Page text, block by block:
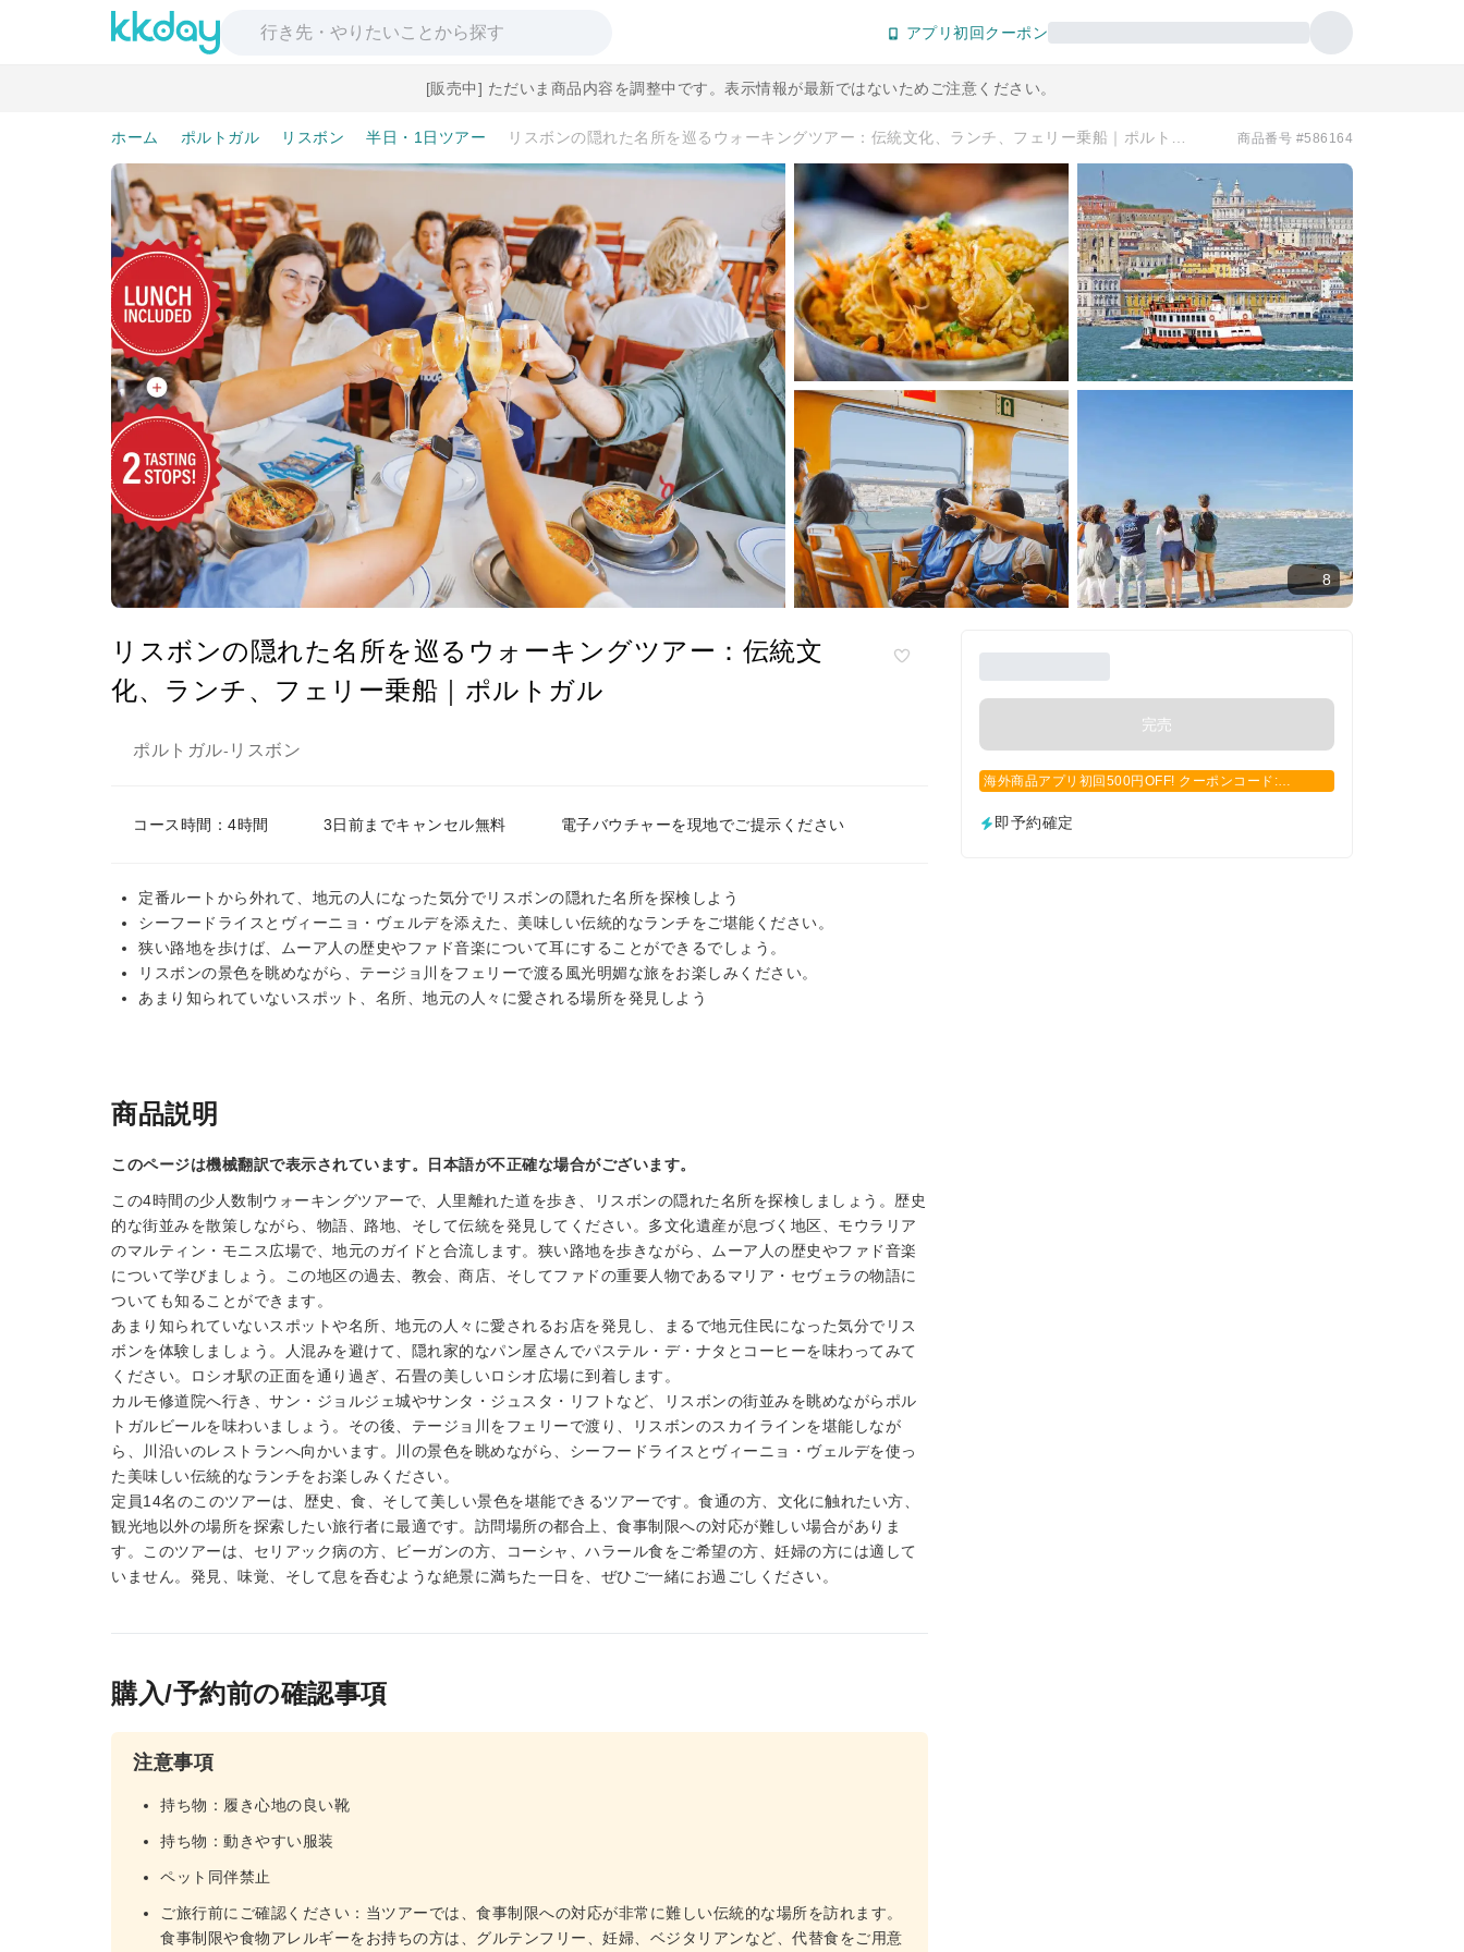
アプリ初回クーポン
[販売中] ただいま商品内容を調整中です。表示情報が最新ではないためご注意ください。
ホーム ポルトガル リスボン 半日・1日ツアー 商品番号 #586164
8
リスボンの隠れた名所を巡るウォーキングツアー：伝統文
化、ランチ、フェリー乗船｜ポルトガル
ポルトガル- リスボン
コース時間：4時間 3日前までキャンセル無料 電子バウチャーを現地でご提示ください
定番ルートから外れて、地元の人になった気分でリスボンの隠れた名所を探検しよう
シーフードライスとヴィーニョ・ヴェルデを添えた、美味しい伝統的なランチをご堪能ください。
狭い路地を歩けば、ムーア人の歴史やファド音楽について耳にすることができるでしょう。
リスボンの景色を眺めながら、テージョ川をフェリーで渡る風光明媚な旅をお楽しみください。
あまり知られていないスポット、名所、地元の人々に愛される場所を発見しよう
完売
海外商品アプリ初回500円OFF! クーポンコード:
即予約確定
商品説明
このページは機械翻訳で表示されています。日本語が不正確な場合がございます。
この4時間の少人数制ウォーキングツアーで、人里離れた道を歩き、リスボンの隠れた名所を探検しましょう。歴史
的な街並みを散策しながら、物語、路地、そして伝統を発見してください。多文化遺産が息づく地区、モウラリア
のマルティン・モニス広場で、地元のガイドと合流します。狭い路地を歩きながら、ムーア人の歴史やファド音楽
について学びましょう。この地区の過去、教会、商店、そしてファドの重要人物であるマリア・セヴェラの物語に
ついても知ることができます。
あまり知られていないスポットや名所、地元の人々に愛されるお店を発見し、まるで地元住民になった気分でリス
ボンを体験しましょう。人混みを避けて、隠れ家的なパン屋さんでパステル・デ・ナタとコーヒーを味わってみて
ください。ロシオ駅の正面を通り過ぎ、石畳の美しいロシオ広場に到着します。
カルモ修道院へ行き、サン・ジョルジェ城やサンタ・ジュスタ・リフトなど、リスボンの街並みを眺めながらポル
トガルビールを味わいましょう。その後、テージョ川をフェリーで渡り、リスボンのスカイラインを堪能しなが
ら、川沿いのレストランへ向かいます。川の景色を眺めながら、シーフードライスとヴィーニョ・ヴェルデを使っ
た美味しい伝統的なランチをお楽しみください。
定員14名のこのツアーは、歴史、食、そして美しい景色を堪能できるツアーです。食通の方、文化に触れたい方、
観光地以外の場所を探索したい旅行者に最適です。訪問場所の都合上、食事制限への対応が難しい場合がありま
す。このツアーは、セリアック病の方、ビーガンの方、コーシャ、ハラール食をご希望の方、妊婦の方には適して
いません。発見、味覚、そして息を呑むような絶景に満ちた一日を、ぜひご一緒にお過ごしください。
購入/予約前の確認事項
注意事項
持ち物：履き心地の良い靴
持ち物：動きやすい服装
ペット同伴禁止
ご旅行前にご確認ください：当ツアーでは、食事制限への対応が非常に難しい伝統的な場所を訪れます。
食事制限や食物アレルギーをお持ちの方は、グルテンフリー、妊婦、ベジタリアンなど、代替食をご用意